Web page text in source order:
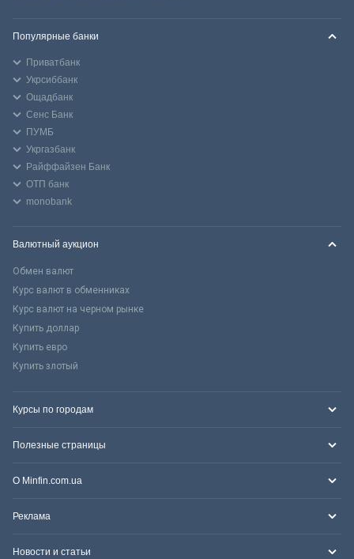
Популярные банки
Приватбанк
Укрсиббанк
Ощадбанк
Сенс Банк
ПУМБ
Укргазбанк
Райффайзен Банк
ОТП банк
monobank
Валютный аукцион
Обмен валют
Курс валют в обменниках
Курс валют на черном рынке
Купить доллар
Купить евро
Купить злотый
Курсы по городам
Полезные страницы
О Minfin.com.ua
Реклама
Новости и статьи